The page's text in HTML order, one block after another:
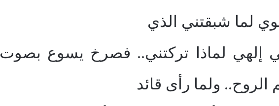
لما شبقتني الذي
إلهي لماذا تركتني.. فصرخ يسوع بصوت
ولما رأى قائد